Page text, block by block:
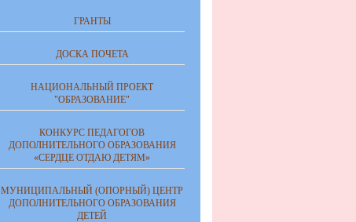
ГРАНТЫ
ДОСКА ПОЧЕТА
НАЦИОНАЛЬНЫЙ ПРОЕКТ
"ОБРАЗОВАНИЕ"
КОНКУРС ПЕДАГОГОВ
ДОПОЛНИТЕЛЬНОГО ОБРАЗОВАНИЯ
«СЕРДЦЕ ОТДАЮ ДЕТЯМ»
МУНИЦИПАЛЬНЫЙ (ОПОРНЫЙ) ЦЕНТР
ДОПОЛНИТЕЛЬНОГО ОБРАЗОВАНИЯ
ДЕТЕЙ